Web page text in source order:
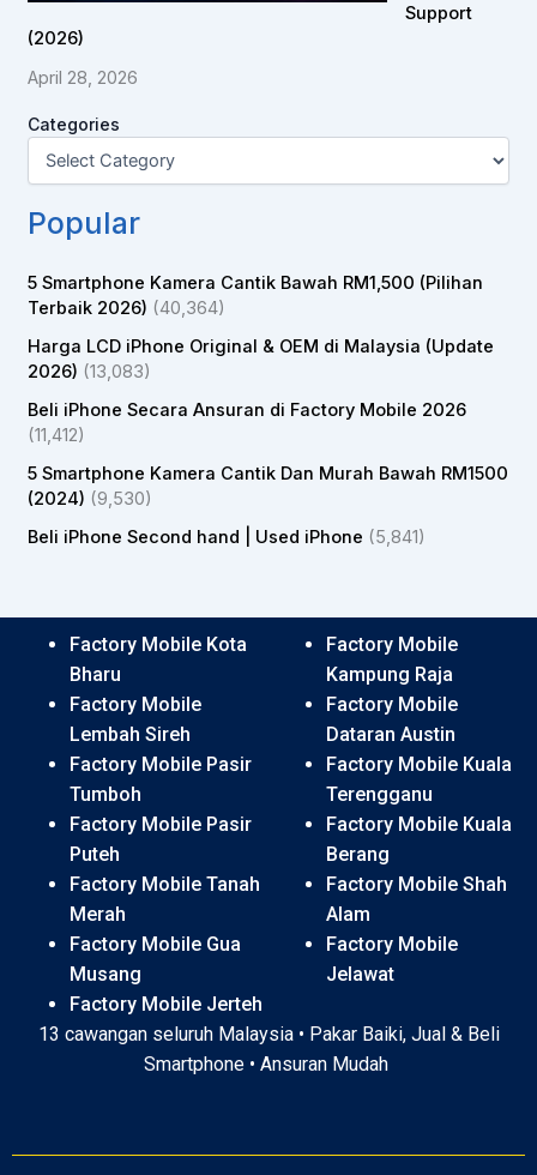
Support
(2026)
April 28, 2026
Categories
Popular
5 Smartphone Kamera Cantik Bawah RM1,500 (Pilihan
Terbaik 2026) (40,364)
Harga LCD iPhone Original & OEM di Malaysia (Update
2026) (13,083)
Beli iPhone Secara Ansuran di Factory Mobile 2026
(11,412)
5 Smartphone Kamera Cantik Dan Murah Bawah RM1500
(2024) (9,530)
Beli iPhone Second hand | Used iPhone (5,841)
Factory Mobile Kota
Bharu
Factory Mobile
Lembah Sireh
Factory Mobile Pasir
Tumboh
Factory Mobile Pasir
Puteh
Factory Mobile Tanah
Merah
Factory Mobile Gua
Musang
Factory Mobile Jerteh
Factory Mobile
Kampung Raja
Factory Mobile
Dataran Austin
Factory Mobile Kuala
Terengganu
Factory Mobile Kuala
Berang
Factory Mobile Shah
Alam
Factory Mobile
Jelawat
13 cawangan seluruh Malaysia • Pakar Baiki, Jual & Beli
Smartphone • Ansuran Mudah